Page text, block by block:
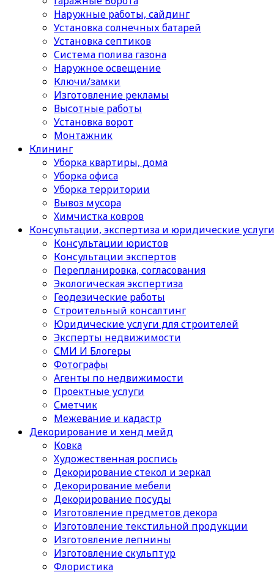
Наружные работы, сайдинг
Установка солнечных батарей
Установка септиков
Cистема полива газона
Наружное освещение
Ключи/замки
Изготовление рекламы
Высотные работы
Установка ворот
Монтажник
Клининг
Уборка квартиры, дома
Уборка офиса
Уборка территории
Вывоз мусора
Химчистка ковров
Консультации, экспертиза и юридические услуги
Консультации юристов
Консультации экспертов
Перепланировка, согласования
Экологическая экспертиза
Геодезические работы
Строительный консалтинг
Юридические услуги для строителей
Эксперты недвижимости
СМИ И Блогеры
Фотографы
Агенты по недвижимости
Проектные услуги
Сметчик
Межевание и кадастр
Декорирование и хенд мейд
Ковка
Художественная роспись
Декорирование стекол и зеркал
Декорирование мебели
Декорирование посуды
Изготовление предметов декора
Изготовление текстильной продукции
Изготовление лепнины
Изготовление скульптур
Флористика